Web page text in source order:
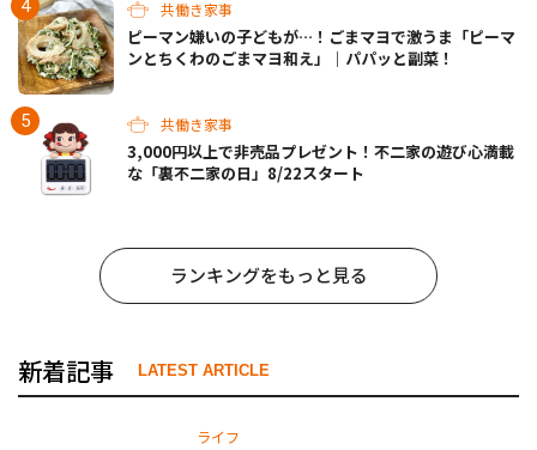
共働き家事
ピーマン嫌いの子どもが…！ごまマヨで激うま「ピーマ
ンとちくわのごまマヨ和え」｜パパッと副菜！
共働き家事
3,000円以上で非売品プレゼント！不二家の遊び心満載
な「裏不二家の日」8/22スタート
ランキングをもっと見る
新着記事 LATEST ARTICLE
ライフ